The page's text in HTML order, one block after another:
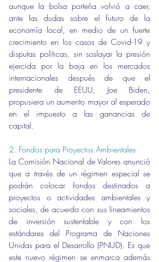
aunque la bolsa porteña volvió a caer,
ante las dudas sobre el futuro de la
economía local, en medio de un fuerte
crecimiento en los casos de Covid-19 y
disputas políticas, sin soslayar la presión
ejercida por la baja en los mercados
internacionales después de que el
presidente de EEUU, Joe Biden,
propusiera un aumento mayor al esperado
en el impuesto a las ganancias de
capital.
2. Fondos para Proyectos Ambientales
La Comisión Nacional de Valores anunció
que a través de un régimen especial se
podrán colocar fondos destinados a
proyectos o actividades ambientales y
sociales, de acuerdo con sus lineamientos
de inversión sustentable y con los
estándares del Programa de Naciones
Unidas para el Desarrollo (PNUD). Es que
este nuevo régimen se enmarca además